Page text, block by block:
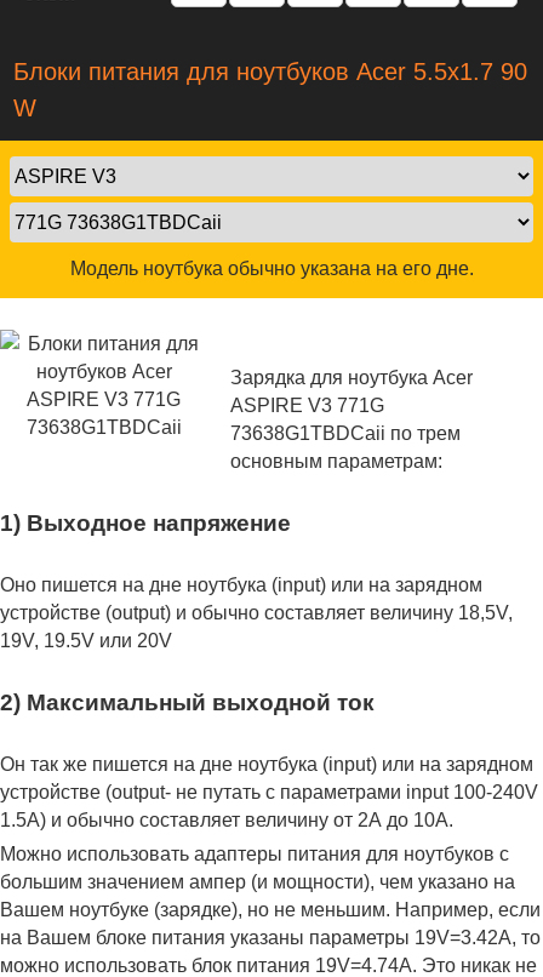
Блоки питания для ноутбуков Acer 5.5х1.7 90
W
Модель ноутбука обычно указана на его дне.
Зарядка для ноутбука Acer
ASPIRE V3 771G
73638G1TBDCaii по трем
основным параметрам:
1) Выходное напряжение
Оно пишется на дне ноутбука (input) или на зарядном
устройстве (output) и обычно составляет величину 18,5V,
19V, 19.5V или 20V
2) Максимальный выходной ток
Он так же пишется на дне ноутбука (input) или на зарядном
устройстве (output- не путать с параметрами input 100-240V
1.5A) и обычно составляет величину от 2А до 10A.
Можно использовать адаптеры питания для ноутбуков с
большим значением ампер (и мощности), чем указано на
Вашем ноутбуке (зарядке), но не меньшим. Например, если
на Вашем блоке питания указаны параметры 19V=3.42A, то
можно использовать блок питания 19V=4.74A. Это никак не